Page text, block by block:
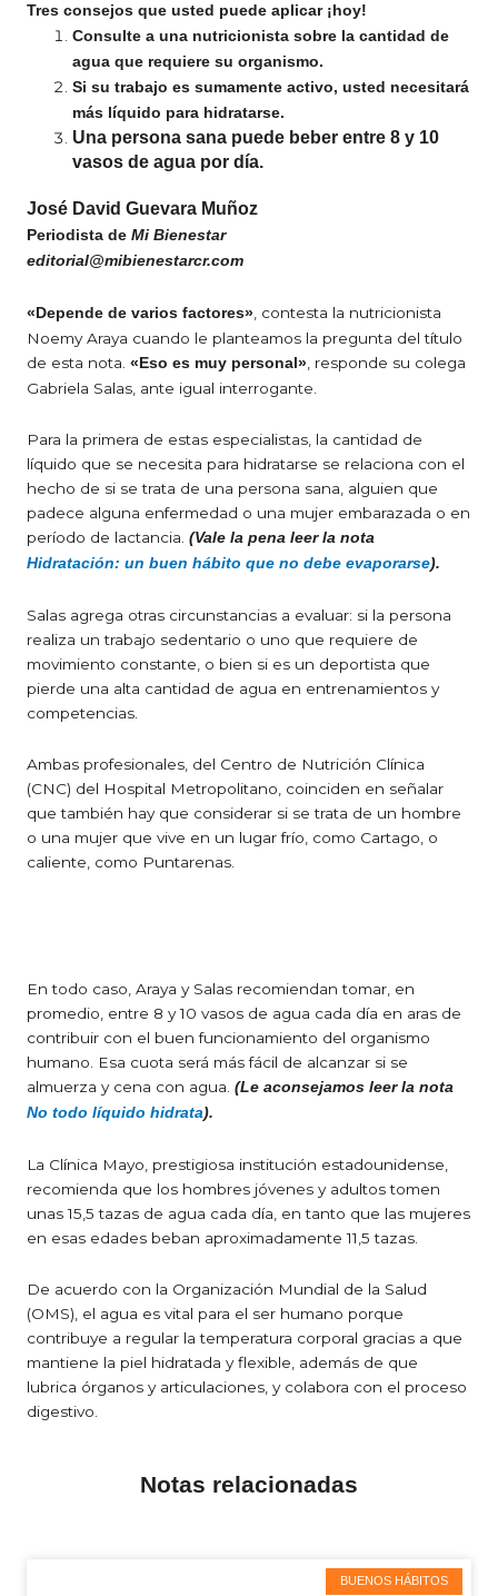
Tres consejos que usted puede aplicar ¡hoy!
Consulte a una nutricionista sobre la cantidad de
agua que requiere su organismo.
Si su trabajo es sumamente activo, usted necesitará
más líquido para hidratarse.
Una persona sana puede beber entre 8 y 10
vasos de agua por día.
José David Guevara Muñoz
Periodista de Mi Bienestar
editorial@mibienestarcr.com
«Depende de varios factores», contesta la nutricionista
Noemy Araya cuando le planteamos la pregunta del título
de esta nota. «Eso es muy personal», responde su colega
Gabriela Salas, ante igual interrogante.
Para la primera de estas especialistas, la cantidad de
líquido que se necesita para hidratarse se relaciona con el
hecho de si se trata de una persona sana, alguien que
padece alguna enfermedad o una mujer embarazada o en
período de lactancia. (Vale la pena leer la nota
Hidratación: un buen hábito que no debe evaporarse).
Salas agrega otras circunstancias a evaluar: si la persona
realiza un trabajo sedentario o uno que requiere de
movimiento constante, o bien si es un deportista que
pierde una alta cantidad de agua en entrenamientos y
competencias.
Ambas profesionales, del Centro de Nutrición Clínica
(CNC) del Hospital Metropolitano, coinciden en señalar
que también hay que considerar si se trata de un hombre
o una mujer que vive en un lugar frío, como Cartago, o
caliente, como Puntarenas.
En todo caso, Araya y Salas recomiendan tomar, en
promedio, entre 8 y 10 vasos de agua cada día en aras de
contribuir con el buen funcionamiento del organismo
humano. Esa cuota será más fácil de alcanzar si se
almuerza y cena con agua. (Le aconsejamos leer la nota
No todo líquido hidrata).
La Clínica Mayo, prestigiosa institución estadounidense,
recomienda que los hombres jóvenes y adultos tomen
unas 15,5 tazas de agua cada día, en tanto que las mujeres
en esas edades beban aproximadamente 11,5 tazas.
De acuerdo con la Organización Mundial de la Salud
(OMS), el agua es vital para el ser humano porque
contribuye a regular la temperatura corporal gracias a que
mantiene la piel hidratada y flexible, además de que
lubrica órganos y articulaciones, y colabora con el proceso
digestivo.
Notas relacionadas
BUENOS HÁBITOS